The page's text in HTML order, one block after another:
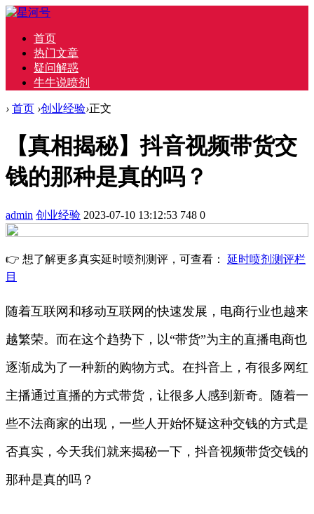
首页
热门文章
疑问解惑
牛牛说喷剂
› 首页 ›创业经验›正文
【真相揭秘】抖音视频带货交
钱的那种是真的吗？
admin 创业经验 2023-07-10 13:12:53 748 0
👉 想了解更多真实延时喷剂测评，可查看： 延时喷剂测评栏
目
随着互联网和移动互联网的快速发展，电商行业也越来
越繁荣。而在这个趋势下，以“带货”为主的直播电商也
逐渐成为了一种新的购物方式。在抖音上，有很多网红
主播通过直播的方式带货，让很多人感到新奇。随着一
些不法商家的出现，一些人开始怀疑这种交钱的方式是
否真实，今天我们就来揭秘一下，抖音视频带货交钱的
那种是真的吗？